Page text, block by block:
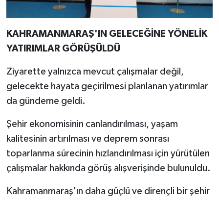
KAHRAMANMARAŞ'IN GELECEĞİNE YÖNELİK
YATIRIMLAR GÖRÜŞÜLDÜ
Ziyarette yalnızca mevcut çalışmalar değil,
gelecekte hayata geçirilmesi planlanan yatırımlar
da gündeme geldi.
Şehir ekonomisinin canlandırılması, yaşam
kalitesinin artırılması ve deprem sonrası
toparlanma sürecinin hızlandırılması için yürütülen
çalışmalar hakkında görüş alışverişinde bulunuldu.
Kahramanmaraş'ın daha güçlü ve dirençli bir şehir